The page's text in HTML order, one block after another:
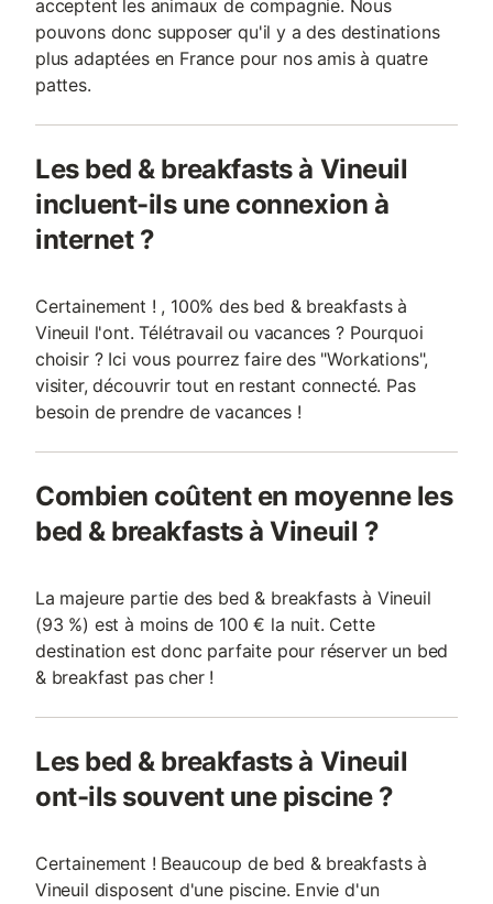
acceptent les animaux de compagnie. Nous
pouvons donc supposer qu'il y a des destinations
plus adaptées en France pour nos amis à quatre
pattes.
Les bed & breakfasts à Vineuil
incluent-ils une connexion à
internet ?
Certainement ! , 100% des bed & breakfasts à
Vineuil l'ont. Télétravail ou vacances ? Pourquoi
choisir ? Ici vous pourrez faire des "Workations",
visiter, découvrir tout en restant connecté. Pas
besoin de prendre de vacances !
Combien coûtent en moyenne les
bed & breakfasts à Vineuil ?
La majeure partie des bed & breakfasts à Vineuil
(93 %) est à moins de 100 € la nuit. Cette
destination est donc parfaite pour réserver un bed
& breakfast pas cher !
Les bed & breakfasts à Vineuil
ont-ils souvent une piscine ?
Certainement ! Beaucoup de bed & breakfasts à
Vineuil disposent d'une piscine. Envie d'un